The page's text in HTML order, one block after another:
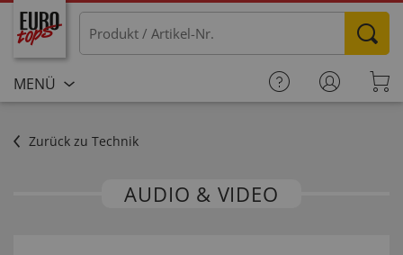
MENÜ
Zurück zu Technik
AUDIO & VIDEO